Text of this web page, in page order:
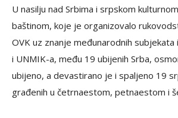
U nasilju nad Srbima i srpskom
baštinom, koje je organizovalo
OVK uz znanje međunarodnih subjekata
i UNMIK-a, među 19 ubijenih Srba,
ubijeno, a devastirano je i spaljeno 19
građenih u četrnaestom, petnaestom i